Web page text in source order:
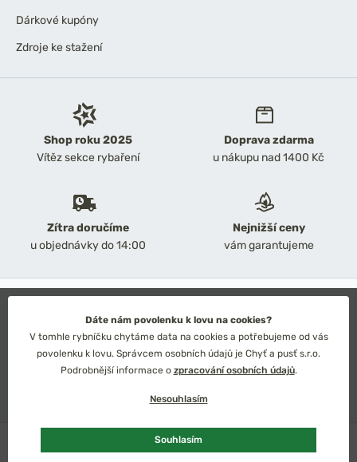
756 Kč
Shop roku 2025
Vítěz sekce rybaření
Doprava zdarma
u nákupu nad 1400 Kč
Zítra doručíme
u objednávky do 14:00
Nejnižší ceny
vám garantujeme
Dárkové kupóny
Zdroje ke stažení
Obchodní podmínky
Ochrana osobních údajů
Technické řešení: Simplia s.r.o.
Strategický design: Petr Široký
Slovensko
Dáte nám povolenku k lovu na cookies?
V tomhle rybníčku chytáme data na cookies a potřebujeme od vás
povolenku k lovu. Správcem osobních údajů je Chyť a pusť s.r.o.
Podrobnější informace o zpracování osobních údajů.
Nesouhlasím
Souhlasím